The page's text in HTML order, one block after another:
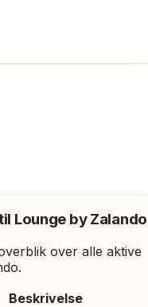
Lounge by Zalando
over alle aktive
.
Beskrivelse